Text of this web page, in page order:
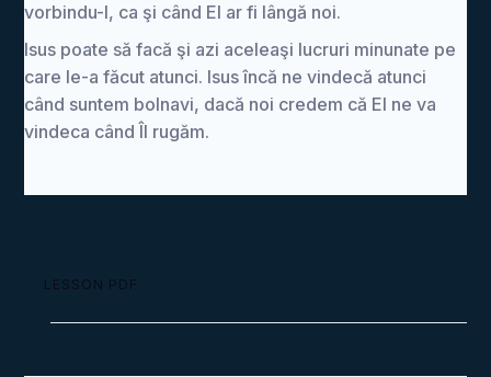
vorbindu-I, ca şi când El ar fi lângă noi.
Isus poate să facă şi azi aceleaşi lucruri minunate pe
care le-a făcut atunci. Isus încă ne vindecă atunci
când suntem bolnavi, dacă noi credem că El ne va
vindeca când Îl rugăm.
LESSON PDF